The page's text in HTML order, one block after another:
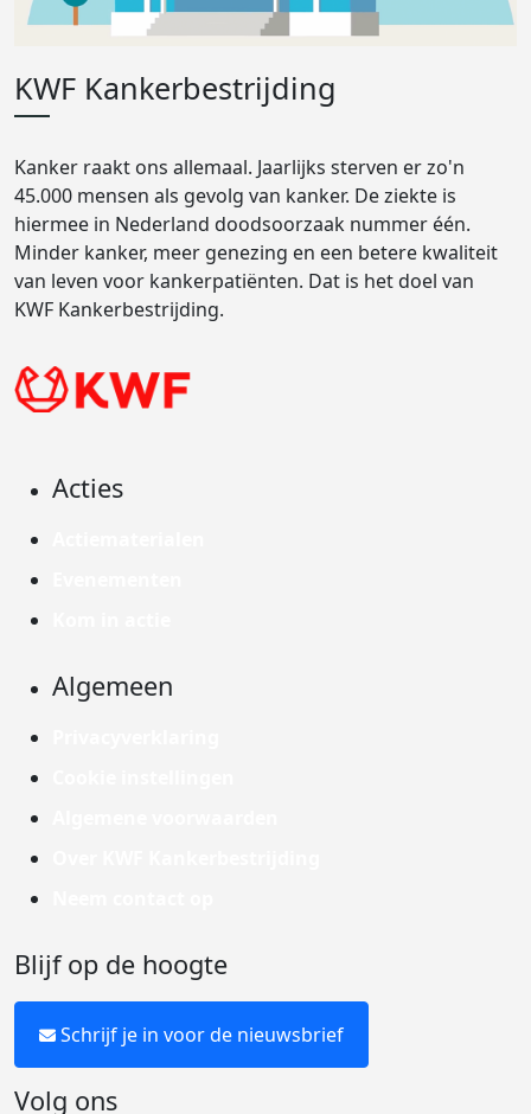
KWF Kankerbestrijding
Kanker raakt ons allemaal. Jaarlijks sterven er zo'n
45.000 mensen als gevolg van kanker. De ziekte is
hiermee in Nederland doodsoorzaak nummer één.
Minder kanker, meer genezing en een betere kwaliteit
van leven voor kankerpatiënten. Dat is het doel van
KWF Kankerbestrijding.
Acties
Algemeen
Blijf op de hoogte
Schrijf je in voor de nieuwsbrief
Volg ons